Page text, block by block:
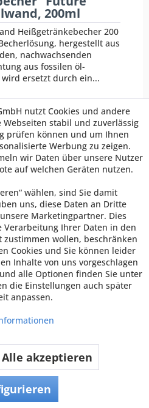
200ml
Heißgetränkebecher 200
hergestellt aus
nachwachsenden
aus fossilen öl-
ersetzt durch ein...
ab 106,08 € *
Preis pro VE
Inhalt 875 Stück (0,12 € * / 1 Stück)
"Future
400ml
Heißgetränkebecher 400
nutzt Cookies und andere
stabil und zuverlässig
prüfen können und um Ihnen
Werbung zu zeigen.
wir Daten über unsere Nutzer
auf welchen Geräten nutzen.
wählen, sind Sie damit
uns, diese Daten an Dritte
Marketingpartner. Dies
Verarbeitung Ihrer Daten in den
zustimmen wollen, beschränken
Cookies und Sie können leider
Inhalte von uns vorgeschlagen
alle Optionen finden Sie unter
die Einstellungen auch später
anpassen.
Alle akzeptieren